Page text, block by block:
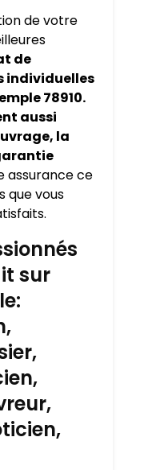
de votre
de
individuelles
78910.
aussi
la
assurance ce
que vous
sur